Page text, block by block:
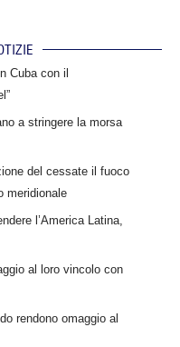
Cuba con il
a stringere la morsa
del cessate il fuoco
meridionale
l’America Latina,
al loro vincolo con
rendono omaggio al